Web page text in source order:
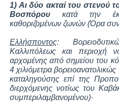
1) Αι δύο ακταί του στενού
Βοσπόρου κατά την
καθοριζομένων ζωνών (Όρα
Ελλήσποντος:
Καλλιπόλεως και περιοχή
αρχομένης από σημείου του
4 χιλιόμετρα
καταληγούσης επί της
διερχόμενης νοτίως του
συμπεριλαμβανομένου)·